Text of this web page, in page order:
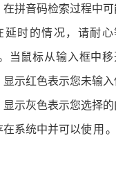
在拼音码检索过程中
延时的情况，请耐心
当鼠标从输入框中移
显示红色表示您未输
显示灰色表示您选择的
在系统中并可以使用。